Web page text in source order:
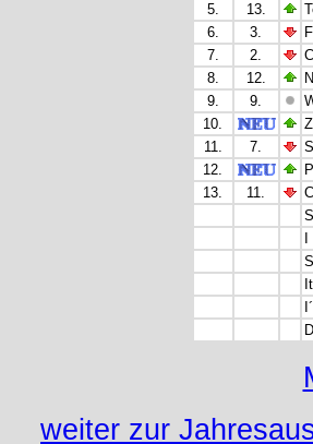
5.
13.
6.
3.
7.
2.
8.
12.
9.
9.
10.
11.
7.
12.
13.
11.
weiter zur